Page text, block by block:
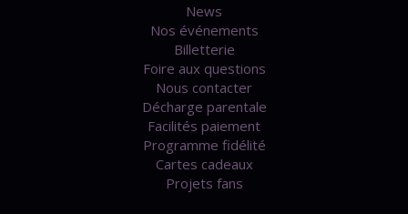
News
Nos événements
Billetterie
Foire aux questions
Nous contacter
Décharge parentale
Facilités paiement
Programme fidélité
Cartes cadeaux
Projets fans